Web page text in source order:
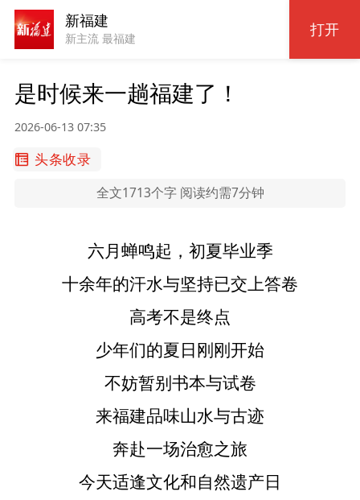
新福建
新主流 最福建 打开
是时候来一趟福建了！
2026-06-13 07:35
头条收录
全文1713个字 阅读约需7分钟
六月蝉鸣起，初夏毕业季
十余年的汗水与坚持已交上答卷
高考不是终点
少年们的夏日刚刚开始
不妨暂别书本与试卷
来福建品味山水与古迹
奔赴一场治愈之旅
今天适逢文化和自然遗产日